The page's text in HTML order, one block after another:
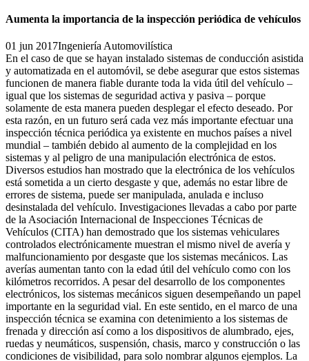
Aumenta la importancia de la inspección periódica de vehículos
01 jun 2017Ingeniería Automovilística
En el caso de que se hayan instalado sistemas de conducción asistida
y automatizada en el automóvil, se debe asegurar que estos sistemas
funcionen de manera fiable durante toda la vida útil del vehículo –
igual que los sistemas de seguridad activa y pasiva – porque
solamente de esta manera pueden desplegar el efecto deseado. Por
esta razón, en un futuro será cada vez más importante efectuar una
inspección técnica periódica ya existente en muchos países a nivel
mundial – también debido al aumento de la complejidad en los
sistemas y al peligro de una manipulación electrónica de estos.
Diversos estudios han mostrado que la electrónica de los vehículos
está sometida a un cierto desgaste y que, además no estar libre de
errores de sistema, puede ser manipulada, anulada e incluso
desinstalada del vehículo. Investigaciones llevadas a cabo por parte
de la Asociación Internacional de Inspecciones Técnicas de
Vehículos (CITA) han demostrado que los sistemas vehiculares
controlados electrónicamente muestran el mismo nivel de avería y
malfuncionamiento por desgaste que los sistemas mecánicos. Las
averías aumentan tanto con la edad útil del vehículo como con los
kilómetros recorridos. A pesar del desarrollo de los componentes
electrónicos, los sistemas mecánicos siguen desempeñando un papel
importante en la seguridad vial. En este sentido, en el marco de una
inspección técnica se examina con detenimiento a los sistemas de
frenada y dirección así como a los dispositivos de alumbrado, ejes,
ruedas y neumáticos, suspensión, chasis, marco y construcción o las
condiciones de visibilidad, para solo nombrar algunos ejemplos. La